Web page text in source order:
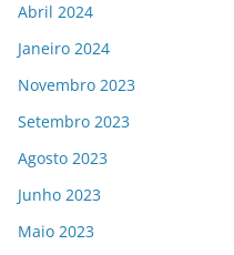
Abril 2024
Janeiro 2024
Novembro 2023
Setembro 2023
Agosto 2023
Junho 2023
Maio 2023